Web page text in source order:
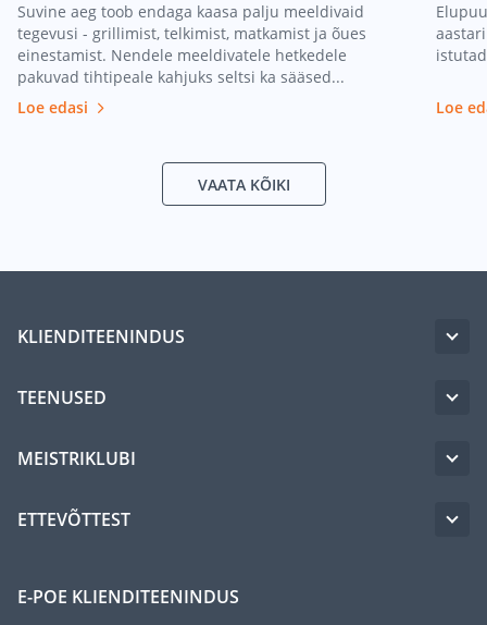
Suvine aeg toob endaga kaasa palju meeldivaid
tegevusi - grillimist, telkimist, matkamist ja õues
einestamist. Nendele meeldivatele hetkedele
pakuvad tihtipeale kahjuks seltsi ka sääsed...
Loe edasi
Loe
VAATA KÕIKI
KLIENDITEENINDUS
TEENUSED
MEISTRIKLUBI
ETTEVÕTTEST
E-POE KLIENDITEENINDUS